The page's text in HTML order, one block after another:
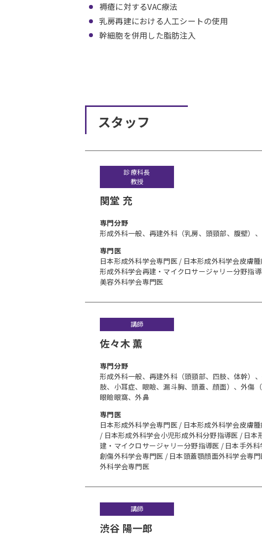
褥瘡に対するVAC療法
乳房再建における人工シートの使用
幹細胞を併用した脂肪注入
スタッフ
診療科長
教授
関堂 充
専⾨分野
形成外科一般、再建外科（乳房、頭頸部、腹壁）
専門医
日本形成外科学会専門医 / 日本形成外科学会皮膚
形成外科学会再建・マイクロサージャリー分野指
美容外科学会専門医
講師
佐々木 薫
専⾨分野
形成外科一般、再建外科（頭頸部、四肢、体幹）
肢、小耳症、眼瞼、漏斗胸、頭蓋、顔面）、外傷（
眼瞼眼窩、外鼻
専門医
日本形成外科学会専門医 / 日本形成外科学会皮膚
/ 日本形成外科学会小児形成外科分野指導医 / 日本
建・マイクロサージャリー分野指導医 / 日本手外
創傷外科学会専門医 / 日本頭蓋顎顔面外科学会専
外科学会専門医
講師
渋谷 陽一郎